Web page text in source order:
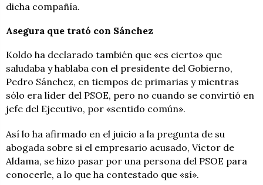
dicha compañía.
Asegura que trató con Sánchez
Koldo ha declarado también que «es cierto» que
saludaba y hablaba con el presidente del Gobierno,
Pedro Sánchez, en tiempos de primarias y mientras
sólo era líder del PSOE, pero no cuando se convirtió en
jefe del Ejecutivo, por «sentido común».
Así lo ha afirmado en el juicio a la pregunta de su
abogada sobre si el empresario acusado, Víctor de
Aldama, se hizo pasar por una persona del PSOE para
conocerle, a lo que ha contestado que «sí».